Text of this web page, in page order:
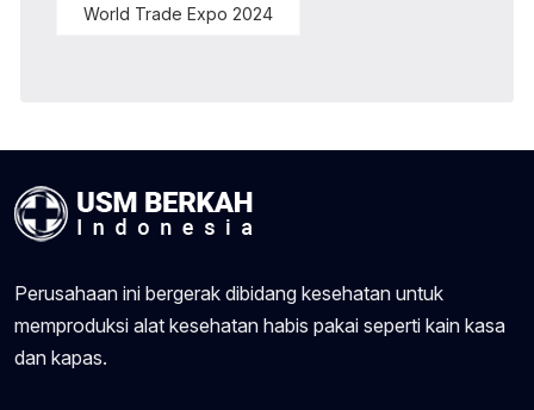
World Trade Expo 2024
Perusahaan ini bergerak dibidang kesehatan untuk
memproduksi alat kesehatan habis pakai seperti kain kasa
dan kapas.